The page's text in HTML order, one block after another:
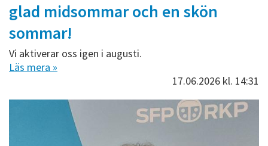
glad midsommar och en skön
sommar!
Vi aktiverar oss igen i augusti.
Läs mera »
17.06.2026 kl. 14:31